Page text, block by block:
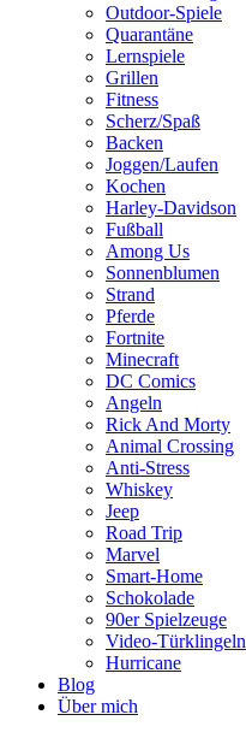
Outdoor-Spiele
Quarantäne
Lernspiele
Grillen
Fitness
Scherz/Spaß
Backen
Joggen/Laufen
Kochen
Harley-Davidson
Fußball
Among Us
Sonnenblumen
Strand
Pferde
Fortnite
Minecraft
DC Comics
Angeln
Rick And Morty
Animal Crossing
Anti-Stress
Whiskey
Jeep
Road Trip
Marvel
Smart-Home
Schokolade
90er Spielzeuge
Video-Türklingeln
Hurricane
Blog
Über mich